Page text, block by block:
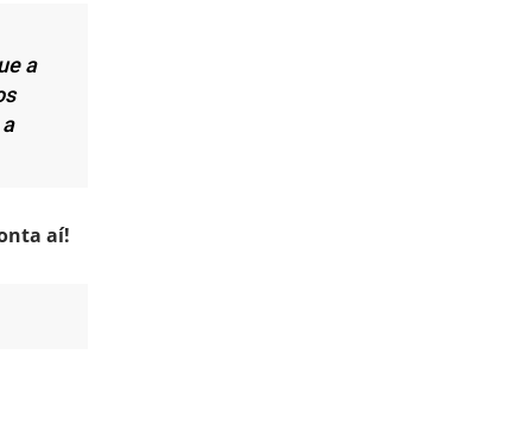
a
aí!